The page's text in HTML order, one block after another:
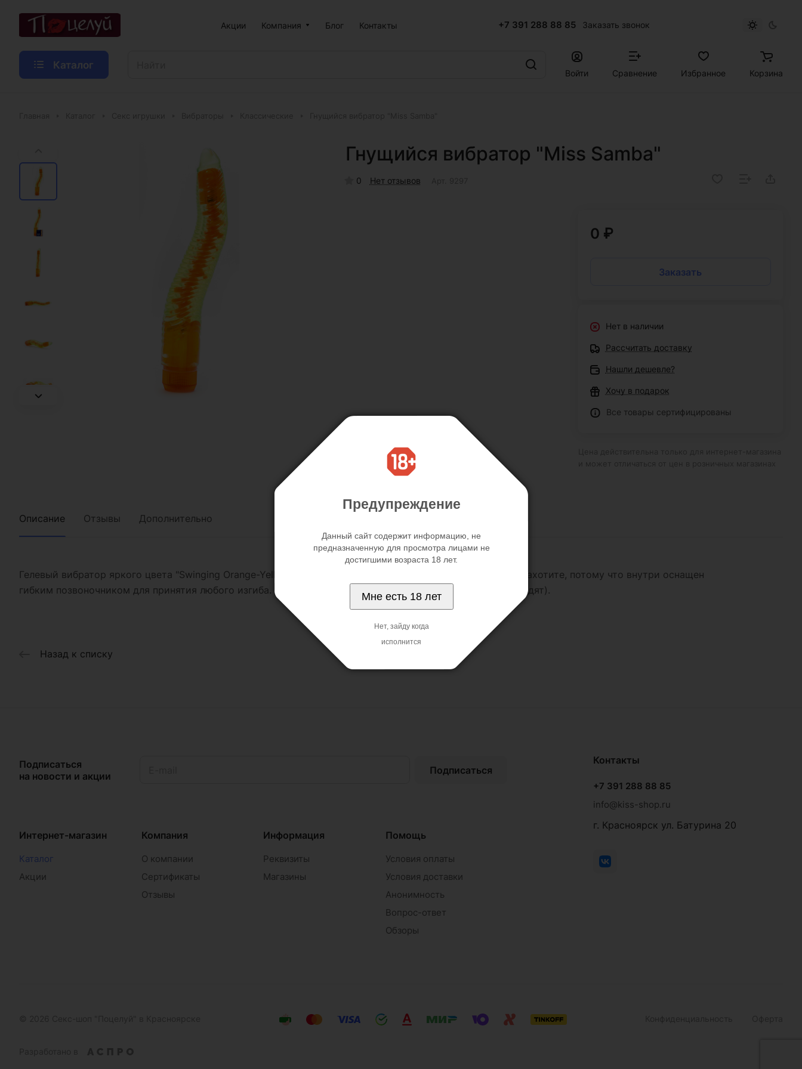
Акции Компания Блог Контакты +7 391 288 88 85 Заказать звонок
Каталог
Войти Сравнение Избранное Корзина
Гнущийся вибратор "Miss Samba"
0 Нет отзывов
0 ₽
Заказать
Нет в наличии
Рассчитать доставку
Нашли дешевле?
Хочу в подарок
Все товары сертифицированы
Описание Отзывы Дополнительно
Гелевый вибратор яркого цвета "Swinging Orange-Yellow", способен изгибаться так, как только вы этого захотите, потому что внутри оснащен
гибким позвоночником для принятия любого изгиба. Работает от 4 батареек типа ААА (в комплект не входят).
Назад к списку
Подписаться
на новости и акции
Подписаться
Интернет-магазин
Каталог
Акции
Компания
О компании
Сертификаты
Отзывы
Информация
Реквизиты
Магазины
Помощь
Условия оплаты
Условия доставки
Анонимность
Вопрос-ответ
Обзоры
Контакты
+7 391 288 88 85
info@kiss-shop.ru
г. Красноярск ул. Батурина 20
Предупреждение
Данный сайт содержит информацию, не
предназначенную для просмотра лицами не
достигшими возраста 18 лет.
Мне есть 18 лет
Нет, зайду когда
исполнится